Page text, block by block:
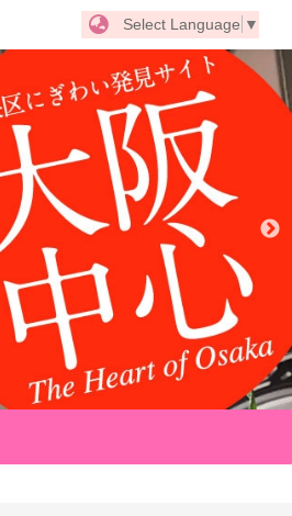
Select Language ▼